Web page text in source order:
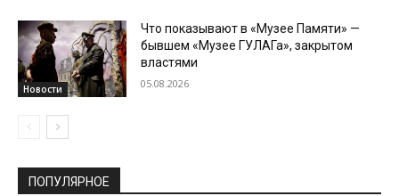
Новости
Что показывают в «Музее Памяти» —
бывшем «Музее ГУЛАГа», закрытом
властями
05.08.2026
ПОПУЛЯРНОЕ